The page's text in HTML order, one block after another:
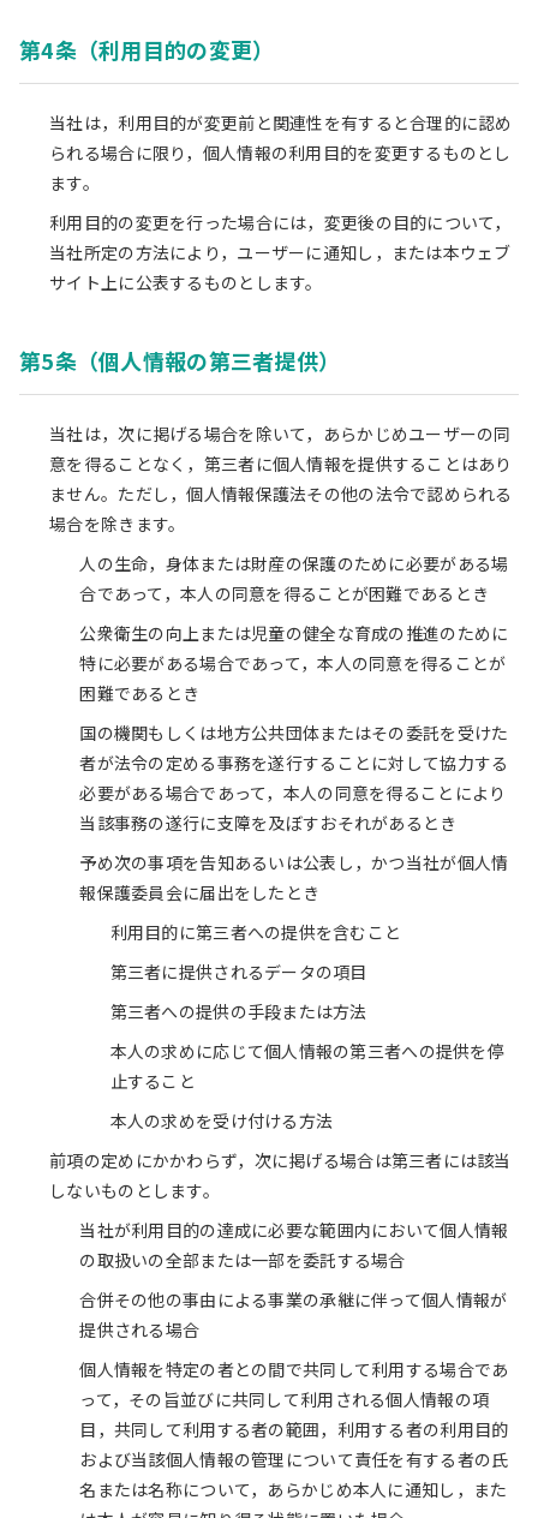
第4条（利用目的の変更）
当社は，利用目的が変更前と関連性を有すると合理的に認め
られる場合に限り，個人情報の利用目的を変更するものとし
ます。
利用目的の変更を行った場合には，変更後の目的について，
当社所定の方法により，ユーザーに通知し，または本ウェブ
サイト上に公表するものとします。
第5条（個人情報の第三者提供）
当社は，次に掲げる場合を除いて，あらかじめユーザーの同
意を得ることなく，第三者に個人情報を提供することはあり
ません。ただし，個人情報保護法その他の法令で認められる
場合を除きます。
人の生命，身体または財産の保護のために必要がある場
合であって，本人の同意を得ることが困難であるとき
公衆衛生の向上または児童の健全な育成の推進のために
特に必要がある場合であって，本人の同意を得ることが
困難であるとき
国の機関もしくは地方公共団体またはその委託を受けた
者が法令の定める事務を遂行することに対して協力する
必要がある場合であって，本人の同意を得ることにより
当該事務の遂行に支障を及ぼすおそれがあるとき
予め次の事項を告知あるいは公表し，かつ当社が個人情
報保護委員会に届出をしたとき
利用目的に第三者への提供を含むこと
第三者に提供されるデータの項目
第三者への提供の手段または方法
本人の求めに応じて個人情報の第三者への提供を停
止すること
本人の求めを受け付ける方法
前項の定めにかかわらず，次に掲げる場合は第三者には該当
しないものとします。
当社が利用目的の達成に必要な範囲内において個人情報
の取扱いの全部または一部を委託する場合
合併その他の事由による事業の承継に伴って個人情報が
提供される場合
個人情報を特定の者との間で共同して利用する場合であ
って，その旨並びに共同して利用される個人情報の項
目，共同して利用する者の範囲，利用する者の利用目的
および当該個人情報の管理について責任を有する者の氏
名または名称について，あらかじめ本人に通知し，また